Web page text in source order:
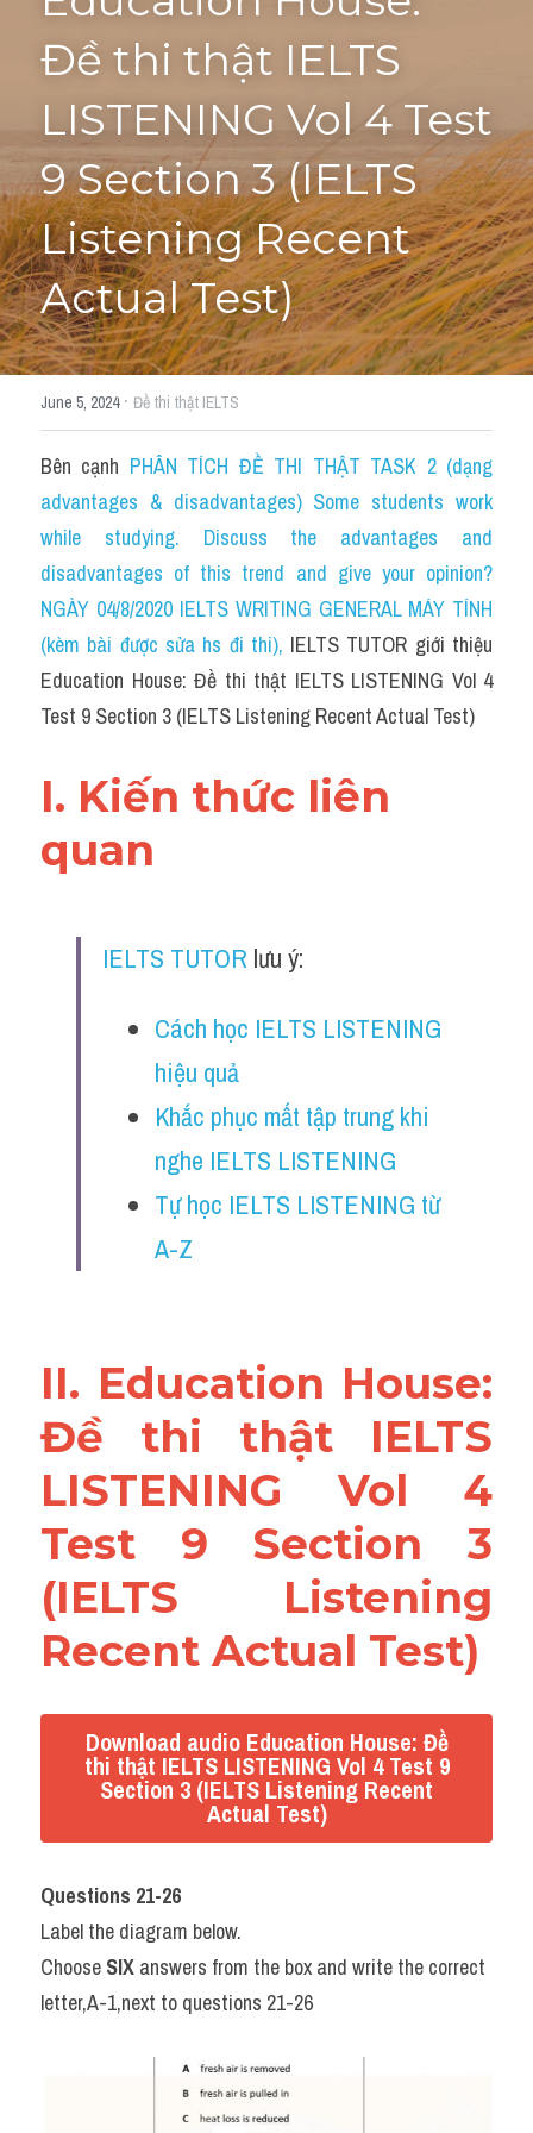
Tourism and Travelling
Pronunciation
Section 3
Section 4
Section 1
Social issues
Section 2
Map
Transcript
Cam
Series luyện nghe Tiếng Anh cùng IELTS T
Health and Medicine
Environment
Advice
IELTS Advice
Writing
Vocabulary
Education
HỌC THỬ
Đề thi thật IELTS
LISTENING Vol 4 Test
9 Section 3 (IELTS
Listening Recent
Actual Test)
June 5, 2024· Đề thi thật IELTS
Bên cạnh PHÂN TÍCH ĐỀ THI THẬT TASK 2 (dạng
advantages & disadvantages) Some students work
while studying. Discuss the advantages and
disadvantages of this trend and give your opinion?
NGÀY 04/8/2020 IELTS WRITING GENERAL MÁY TÍNH
(kèm bài được sửa hs đi thi), IELTS TUTOR giới thiệu
Education House: Đề thi thật IELTS LISTENING Vol 4
Test 9 Section 3 (IELTS Listening Recent Actual Test)
I. Kiến thức liên
quan
IELTS TUTOR lưu ý:
Cách học IELTS LISTENING
hiệu quả
Khắc phục mất tập trung khi
nghe IELTS LISTENING
Tự học IELTS LISTENING từ
A-Z
II. Education House:
Đề thi thật IELTS
LISTENING Vol 4
Test 9 Section 3
(IELTS Listening
Recent Actual Test)
Download audio Education House: Đề
thi thật IELTS LISTENING Vol 4 Test 9
Section 3 (IELTS Listening Recent
Actual Test)
Questions 21-26
Label the diagram below.
Choose SIX answers from the box and write the correct
letter,A-1,next to questions 21-26